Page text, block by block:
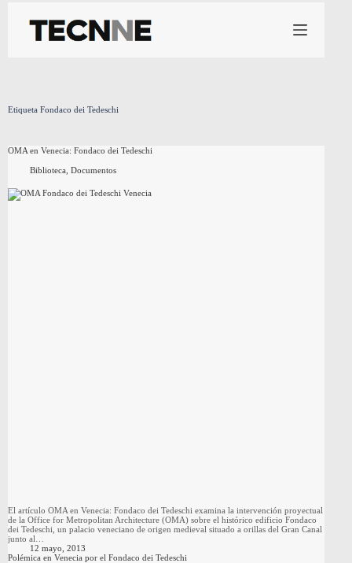
contenido
Etiqueta Fondaco dei Tedeschi
OMA en Venecia: Fondaco dei Tedeschi
Biblioteca, Documentos
El artículo OMA en Venecia: Fondaco dei Tedeschi examina la intervención proyectual
de la Office for Metropolitan Architecture (OMA) sobre el histórico edificio Fondaco
dei Tedeschi, un palacio veneciano de origen medieval situado a orillas del Gran Canal
junto al…
12 mayo, 2013
Polémica en Venecia por el Fondaco dei Tedeschi